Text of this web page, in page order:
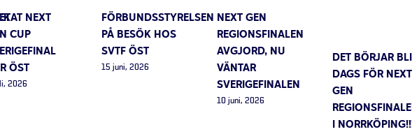
NEXT
CUP
ÖST
2026
FÖRBUNDSSTYRELSEN
PÅ BESÖK HOS
SVTF ÖST
15 juni, 2026
NEXT GEN
REGIONSFINALEN
AVGJORD, NU
VÄNTAR
SVERIGEFINALEN
10 juni, 2026
DET BÖRJAR BLI
DAGS FÖR NEXT
GEN
I